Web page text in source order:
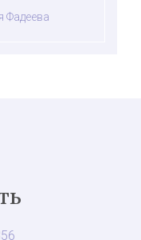
Фадеева